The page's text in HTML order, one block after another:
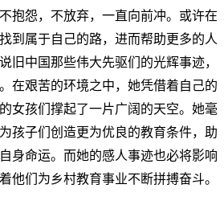
抱怨，不放弃，一直向前冲。或许在
到属于自己的路，进而帮助更多的人
旧中国那些伟大先驱们的光辉事迹，
在艰苦的环境之中，她凭借着自己的
女孩们撑起了一片广阔的天空。她毫
孩子们创造更为优良的教育条件，助
身命运。而她的感人事迹也必将影响
他们为乡村教育事业不断拼搏奋斗。